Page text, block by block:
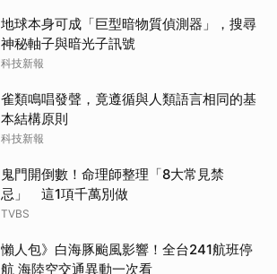
地球本身可成「巨型暗物質偵測器」，搜尋
神秘軸子與暗光子訊號
科技新報
雀類鳴唱發聲，竟遵循與人類語言相同的基
本結構原則
科技新報
鬼門開倒數！命理師整理「8大常見禁
忌」 這1項千萬別做
TVBS
懶人包》白海豚颱風影響！全台241航班停
航 海陸空交通異動一次看